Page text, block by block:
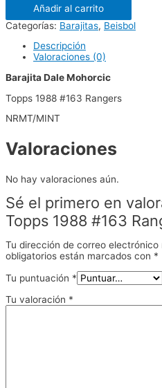
Añadir al carrito
Categorías: Barajitas, Beisbol
Descripción
Valoraciones (0)
Barajita Dale Mohorcic
Topps 1988 #163 Rangers
NRMT/MINT
Valoraciones
No hay valoraciones aún.
Sé el primero en
Topps 1988 #163
Tu dirección de correo electrónico
obligatorios están marcados con *
Tu puntuación *
Tu valoración *